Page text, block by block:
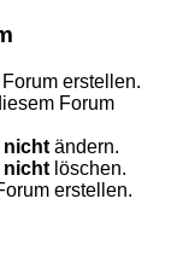
erstellen.
Forum
nicht ändern.
nicht löschen.
erstellen.